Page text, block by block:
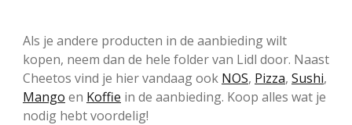
Als je andere producten in de aanbieding wilt
kopen, neem dan de hele folder van Lidl door. Naast
Cheetos vind je hier vandaag ook NOS, Pizza, Sushi,
Mango en Koffie in de aanbieding. Koop alles wat je
nodig hebt voordelig!